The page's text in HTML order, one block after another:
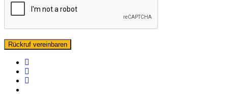
facebook
linkedin
instagram